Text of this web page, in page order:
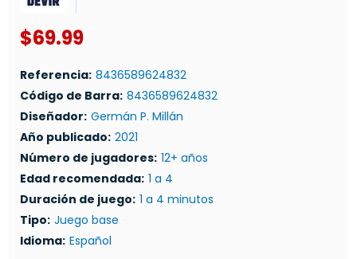
$69.99
Referencia: 8436589624832
Código de Barra: 8436589624832
Diseñador: Germán P. Millán
Año publicado: 2021
Número de jugadores: 12+ años
Edad recomendada: 1 a 4
Duración de juego: 1 a 4 minutos
Tipo: Juego base
Idioma: Español